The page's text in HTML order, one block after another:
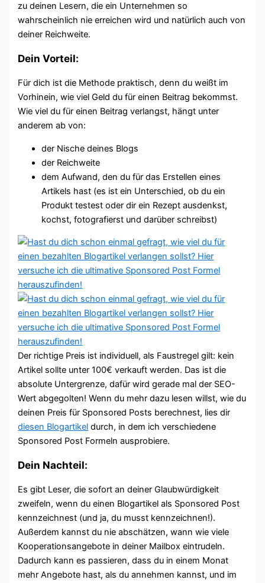
zu deinen Lesern, die ein Unternehmen so
wahrscheinlich nie erreichen wird und natürlich auch von
deiner Reichweite.
Dein Vorteil:
Für dich ist die Methode praktisch, denn du weißt im
Vorhinein, wie viel Geld du für einen Beitrag bekommst.
Wie viel du für einen Beitrag verlangst, hängt unter
anderem ab von:
der Nische deines Blogs
der Reichweite
dem Aufwand, den du für das Erstellen eines
Artikels hast (es ist ein Unterschied, ob du ein
Produkt testest oder dir ein Rezept ausdenkst,
kochst, fotografierst und darüber schreibst)
Der richtige Preis ist individuell, als Faustregel gilt: kein
Artikel sollte unter 100€ verkauft werden. Das ist die
absolute Untergrenze, dafür wird gerade mal der SEO-
Wert abgegolten! Wenn du mehr dazu lesen willst, wie du
deinen Preis für Sponsored Posts berechnest, lies dir
diesen Blogartikel durch, in dem ich verschiedene
Sponsored Post Formeln ausprobiere.
Dein Nachteil:
Es gibt Leser, die sofort an deiner Glaubwürdigkeit
zweifeln, wenn du einen Blogartikel als Sponsored Post
kennzeichnest (und ja, du musst kennzeichnen!).
Außerdem kannst du nie abschätzen, wann wie viele
Kooperationsangebote in deiner Mailbox eintrudeln.
Dadurch kann es passieren, dass du in einem Monat
mehr Angebote hast, als du annehmen kannst, und im